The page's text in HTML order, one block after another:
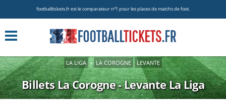
footballtickets.fr est le comparateur nº1 pour les places de matchs de foot.
LA LIGA » LA COROGNE LEVANTE
Billets La Corogne - LevanteLa Liga